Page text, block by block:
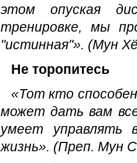
этом опуская
тренировке, мы
"истинная"». (Мун
Не торопитесь
«Тот кто
может дать вам
умеет управлять
жизнь». (Преп. Мун